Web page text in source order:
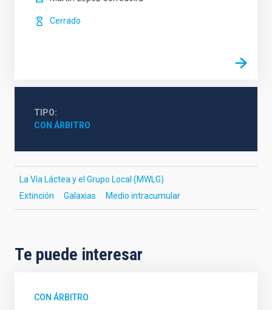
Cerrado
TIPO
CON ÁRBITRO
La Vía Láctea y el Grupo Local (MWLG)
Extinción
Galaxias Medio intracumular
Te puede interesar
CON ÁRBITRO